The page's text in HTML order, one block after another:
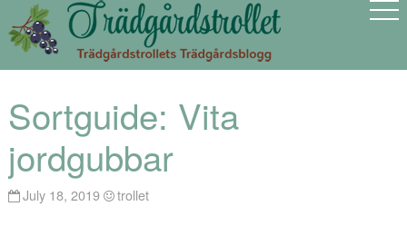
Sortguide: Vita
jordgubbar
July 18, 2019 trollet